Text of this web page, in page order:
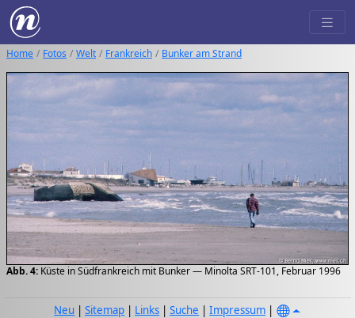
Home Fotos Welt Frankreich Bunker am Strand
Abb. 4: Küste in Südfrankreich mit Bunker — Minolta SRT-101, Februar 1996
Neu |Sitemap | Links |Suche |Impressum |